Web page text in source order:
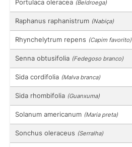
Portulaca oleracea (Beldroega)
Raphanus raphanistrum (Nabiça)
Rhynchelytrum repens (Capim favorito)
Senna obtusifolia (Fedegoso branco)
Sida cordifolia (Malva branca)
Sida rhombifolia (Guanxuma)
Solanum americanum (Maria preta)
Sonchus oleraceus (Serralha)